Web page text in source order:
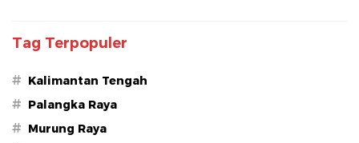
Tag Terpopuler
# Kalimantan Tengah
# Palangka Raya
# Murung Raya